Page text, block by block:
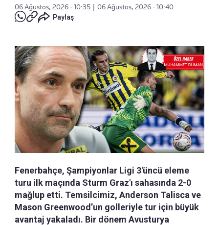
06 Ağustos, 2026 - 10:35
06 Ağustos, 2026 - 10:40
Paylaş
Fenerbahçe, Şampiyonlar Ligi 3'üncü eleme
turu ilk maçında Sturm Graz'ı sahasında 2-0
mağlup etti. Temsilcimiz, Anderson Talisca ve
Mason Greenwood’un golleriyle tur için büyük
avantaj yakaladı. Bir dönem Avusturya